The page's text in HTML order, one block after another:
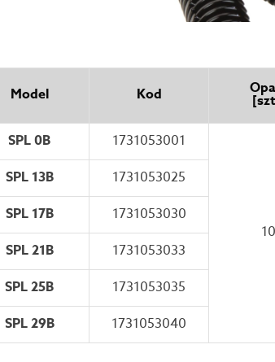
Model Kod
SPL 0B 1731053001
10
SPL 13B
1731053025
SPL 17B
1731053030
SPL 21B
1731053033
SPL 25B
1731053035
SPL 29B 1731053040